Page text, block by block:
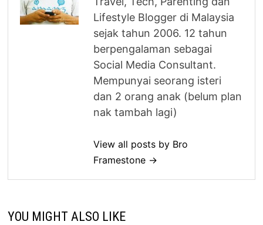
Lifestyle Blogger di Malaysia
sejak tahun 2006. 12 tahun
berpengalaman sebagai
Social Media Consultant.
Mempunyai seorang isteri
dan 2 orang anak (belum plan
nak tambah lagi)
View all posts by Bro
Framestone →
YOU MIGHT ALSO LIKE